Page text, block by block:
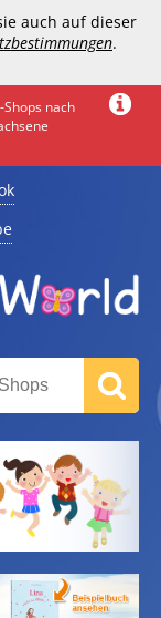
auch auf dieser
.
nach